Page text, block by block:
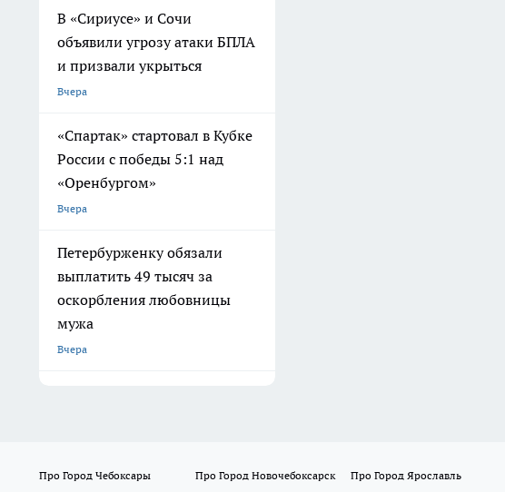
В «Сириусе» и Сочи
объявили угрозу атаки БПЛА
и призвали укрыться
Вчера
«Спартак» стартовал в Кубке
России с победы 5:1 над
«Оренбургом»
Вчера
Петербурженку обязали
выплатить 49 тысяч за
оскорбления любовницы
мужа
Вчера
Про Город Чебоксары Про Город Новочебоксарск Про Город Ярославль